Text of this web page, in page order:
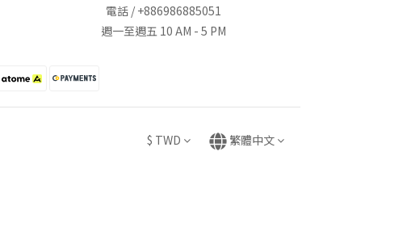
電話 / +886986885051
週一至週五 10 AM - 5 PM
$ TWD 繁體中文